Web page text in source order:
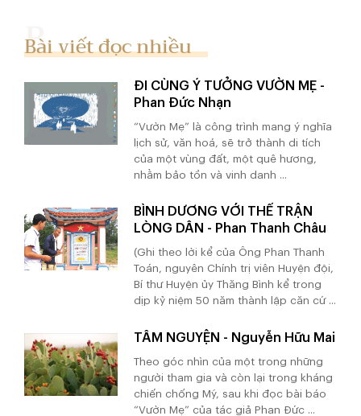
Bài viết đọc nhiều
ĐI CÙNG Ý TƯỞNG VƯỜN MẸ -
Phan Đức Nhạn
“Vườn Mẹ” là công trình mang ý nghĩa
lịch sử, văn hoá, sẽ trở thành di tích
của một vùng đất, một quê hương,
nhằm bảo tồn và vinh danh ...
BÌNH DƯƠNG VỚI THẾ TRẬN
LÒNG DÂN - Phan Thanh Châu
(Ghi theo lời kể của Ông Phan Thanh
Toán, nguyên Chính trị viên Huyện đội,
Bí thư Huyện ủy Thăng Bình kể trong
dịp kỷ niệm 50 năm thành lập căn cứ ...
TÂM NGUYỆN - Nguyễn Hữu Mai
Theo góc nhìn của một trong những
người tham gia và còn lại trong kháng
chiến chống Mỹ, sau khi đọc bài báo
“Vườn Mẹ” của tác giả Phan Đức ...